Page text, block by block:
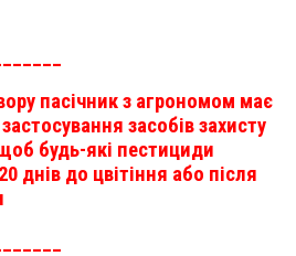
пасічник з агрономом має
засобів захисту
будь-які пестициди
днів до цвітіння або після